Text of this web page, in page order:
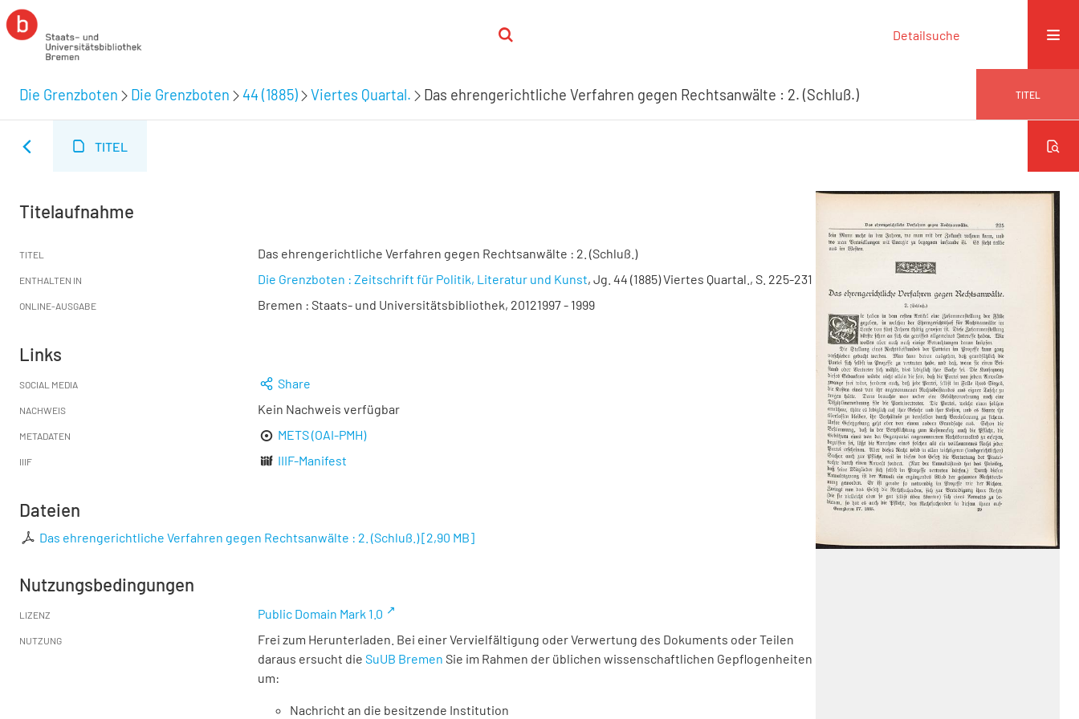
Detailsuche
Die Grenzboten Die Grenzboten 44 (1885) Viertes Quartal. Das ehrengerichtliche Verfahren gegen Rechtsanwälte : 2. (Schluß.) TITEL
TITEL
Titelaufnahme
TITEL Das ehrengerichtliche Verfahren gegen Rechtsanwälte : 2. (Schluß.)
ENTHALTEN IN Die Grenzboten : Zeitschrift für Politik, Literatur und Kunst, Jg. 44 (1885) Viertes Quartal., S. 225-231
ONLINE-AUSGABE Bremen : Staats- und Universitätsbibliothek, 20121997 - 1999
Links
SOCIAL MEDIA Share
NACHWEIS Kein Nachweis verfügbar
METADATEN METS (OAI-PMH)
IIIF IIIF-Manifest
Dateien
Das ehrengerichtliche Verfahren gegen Rechtsanwälte : 2. (Schluß.)[2,90 MB]
Nutzungsbedingungen
LIZENZ Public Domain Mark 1.0
NUTZUNG
Frei zum Herunterladen. Bei einer Vervielfältigung oder Verwertung des Dokuments oder Teilen
daraus ersucht die SuUB Bremen Sie im Rahmen der üblichen wissenschaftlichen Gepflogenheiten
um:
Nachricht an die besitzende Institution